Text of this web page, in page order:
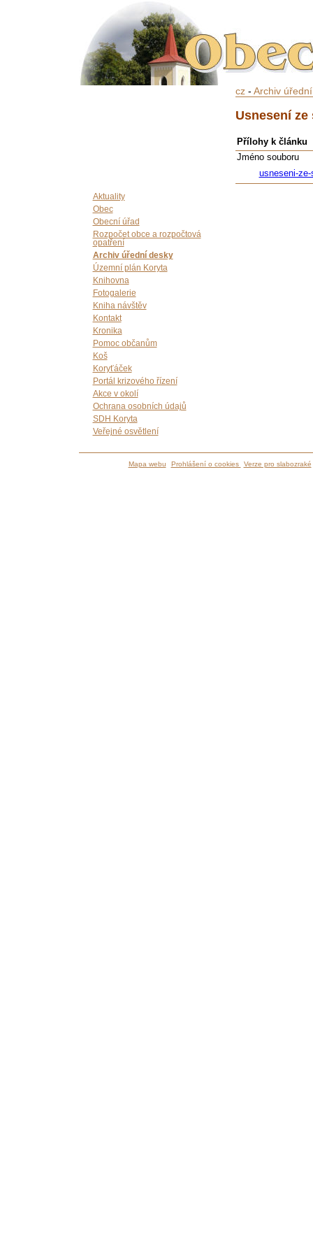
Aktuality
Obec
Obecní úřad
Rozpočet obce a rozpočtová
opatření
Archiv úřední desky
Územní plán Koryta
Knihovna
Fotogalerie
Kniha návštěv
Kontakt
Kronika
Pomoc občanům
Koš
Koryťáček
Portál krizového řízení
Akce v okolí
Ochrana osobních údajů
SDH Koryta
Veřejné osvětlení
cz- Archiv
Usnesení ze
Přílohy k článku
Jméno souboru
usneseni-
Mapa webu Prohlášení o cookies Verze pro slabozraké